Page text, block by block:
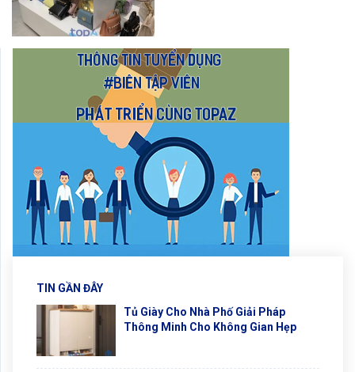
TIN GẦN ĐÂY
Tủ Giày Cho Nhà Phố Giải Pháp
Thông Minh Cho Không Gian Hẹp